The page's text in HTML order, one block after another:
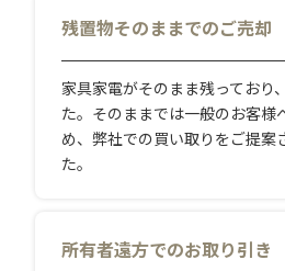
残置物そのままでのご売却
家具家電がそのまま残っており
た。そのままでは一般のお客様
め、弊社での買い取りをご提案
た。
所有者遠方でのお取り引き